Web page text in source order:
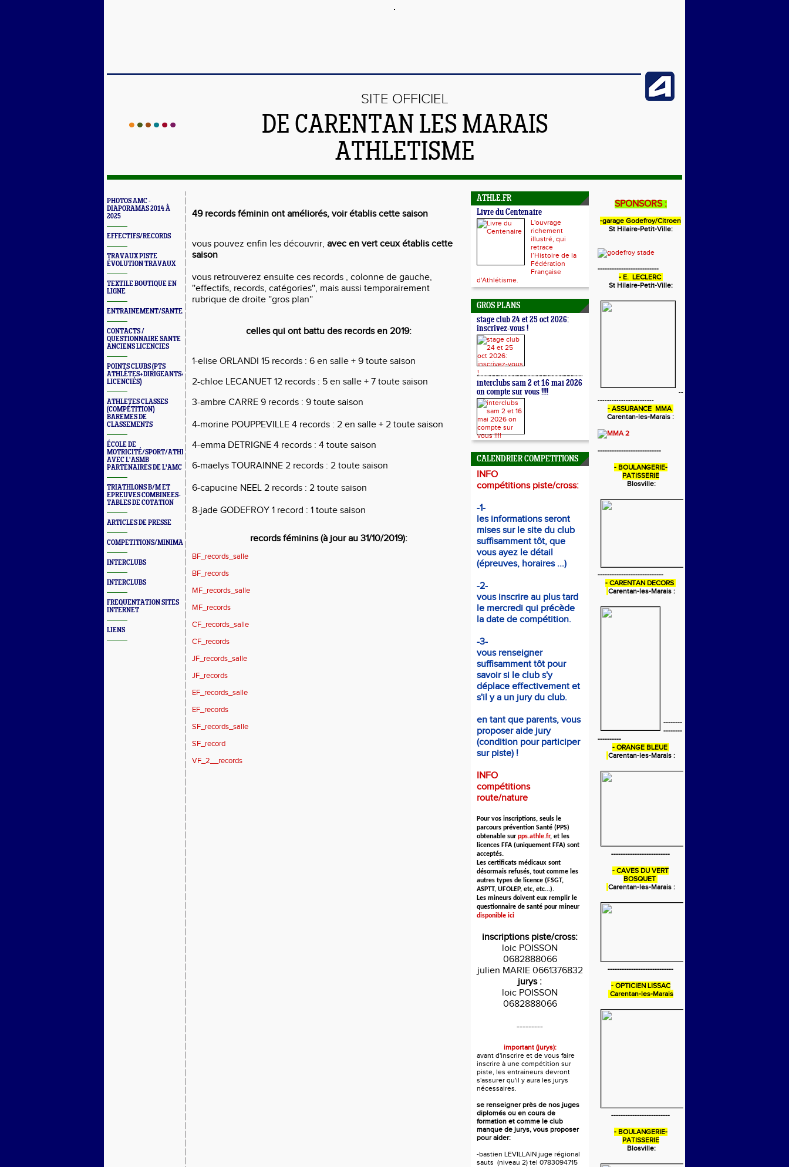
SITE OFFICIEL
DE CARENTAN LES MARAIS
ATHLETISME
PHOTOS AMC -
DIAPORAMAS 2014 À
2025
EFFECTIFS/RECORDS
TRAVAUX PISTE
ÉVOLUTION TRAVAUX
TEXTILE BOUTIQUE EN
LIGNE
ENTRAINEMENT/SANTE/JURYS/FORMATIONS
CONTACTS /
QUESTIONNAIRE SANTE
ANCIENS LICENCIES
POINTS CLUBS (PTS
ATHLÈTES+DIRIGEANTS+BONUS
LICENCIÉS)
ATHLETES CLASSES
(COMPÉTITION)
BAREMES DE
CLASSEMENTS
ÉCOLE DE
MOTRICITÉ/SPORT/ATHLÉ
AVEC L'ASMB
PARTENAIRES DE L'AMC
TRIATHLONS B/M ET
EPREUVES COMBINEES-
TABLES DE COTATION
ARTICLES DE PRESSE
COMPETITIONS/MINIMAS/MEETINGS/ENGAGES
INTERCLUBS
INTERCLUBS
FREQUENTATION SITES
INTERNET
LIENS
49 records féminin ont améliorés, voir établis cette saison
vous pouvez enfin les découvrir, avec en vert ceux établis cette
saison
vous retrouverez ensuite ces records , colonne de gauche,
''effectifs, records, catégories'', mais aussi temporairement
rubrique de droite ''gros plan''
celles qui ont battu des records en 2019:
1-elise ORLANDI 15 records : 6 en salle + 9 toute saison
2-chloe LECANUET 12 records : 5 en salle + 7 toute saison
3-ambre CARRE 9 records : 9 toute saison
4-morine POUPPEVILLE 4 records : 2 en salle + 2 toute saison
4-emma DETRIGNE 4 records : 4 toute saison
6-maelys TOURAINNE 2 records : 2 toute saison
6-capucine NEEL 2 records : 2 toute saison
8-jade GODEFROY 1 record : 1 toute saison
records féminins (à jour au 31/10/2019):
BF_records_salle
BF_records
MF_records_salle
MF_records
CF_records_salle
CF_records
JF_records_salle
JF_records
EF_records_salle
EF_records
SF_records_salle
SF_record
VF_2__records
ATHLE.FR
Livre du Centenaire
L'ouvrage
richement
illustré, qui
retrace
l’Histoire de la
Fédération
Française
d'Athlétisme.
GROS PLANS
stage club 24 et 25 oct 2026:
inscrivez-vous !
interclubs sam 2 et 16 mai 2026
on compte sur vous !!!!
CALENDRIER COMPETITIONS
INFO
compétitions piste/cross:
-1-
les informations seront
mises sur le site du club
suffisamment tôt, que
vous ayez le détail
(épreuves, horaires ...)
-2-
vous inscrire au plus tard
le mercredi qui précède
la date de compétition.
-3-
vous renseigner
suffisamment tôt pour
savoir si le club s'y
déplace effectivement et
s'il y a un jury du club.
en tant que parents, vous
proposer aide jury
(condition pour participer
sur piste) !
INFO
compétitions
route/nature
Pour vos inscriptions, seuls le
parcours prévention Santé (PPS)
obtenable sur pps.athle.fr, et les
licences FFA (uniquement FFA) sont
acceptés.
Les certificats médicaux sont
désormais refusés, tout comme les
autres types de licence (FSGT,
ASPTT, UFOLEP, etc, etc...).
Les mineurs doivent eux remplir le
questionnaire de santé pour mineur
disponible ici
inscriptions piste/cross:
loic POISSON
0682888066
julien MARIE 0661376832
jurys :
loic POISSON
0682888066
---------
important (jurys):
avant d'inscrire et de vous faire
inscrire à une compétition sur
piste, les entraineurs devront
s'assurer qu'il y aura les jurys
nécessaires.
se renseigner près de nos juges
diplomés ou en cours de
formation et comme le club
manque de jurys, vous proposer
pour aider:
-bastien LEVILLAIN juge régional
sauts (niveau 2) tel 0783094715
SPONSORS :
-garage Godefroy/Citroen
St Hilaire-Petit-Ville:
--------------------------
- E. LECLERC
St Hilaire-Petit-Ville:
--
------------------------
- ASSURANCE MMA
Carentan-les-Marais :
---------------------------
- BOULANGERIE-
PATISSERIE
Blosville:
----------------------------
- CARENTAN DECORS
Carentan-les-Marais :
--------
--------
----------
- ORANGE BLEUE
Carentan-les-Marais :
-------------------------
- CAVES DU VERT
BOSQUET
Carentan-les-Marais :
----------------------------
- OPTICIEN LISSAC
Carentan-les-Marais
-------------------------
- BOULANGERIE-
PATISSERIE
Blosville: